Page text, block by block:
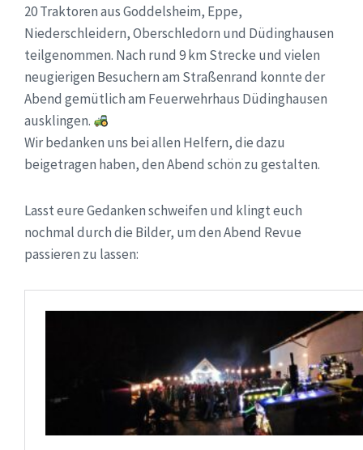
20 Traktoren aus Goddelsheim, Eppe,
Niederschleidern, Oberschledorn und Düdinghausen
teilgenommen. Nach rund 9 km Strecke und vielen
neugierigen Besuchern am Straßenrand konnte der
Abend gemütlich am Feuerwehrhaus Düdinghausen
ausklingen.
Wir bedanken uns bei allen Helfern, die dazu
beigetragen haben, den Abend schön zu gestalten.
Lasst eure Gedanken schweifen und klingt euch
nochmal durch die Bilder, um den Abend Revue
passieren zu lassen: